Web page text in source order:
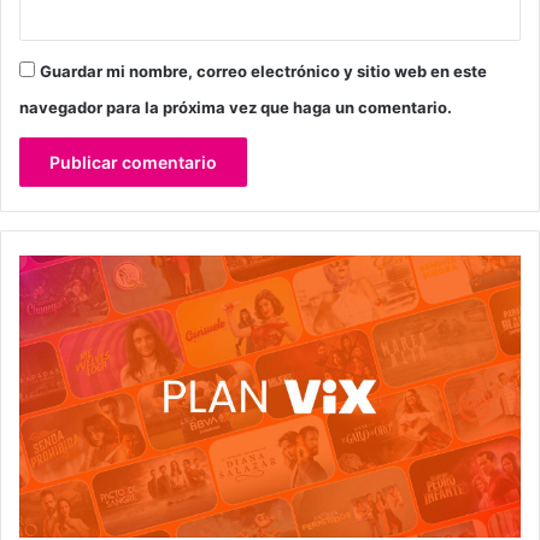
Guardar mi nombre, correo electrónico y sitio web en este
navegador para la próxima vez que haga un comentario.